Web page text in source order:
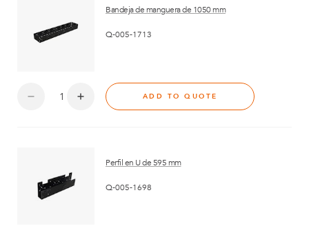
Bandeja de manguera de 1050 mm
Q-005-1713
ADD TO QUOTE
Perfil en U de 595 mm
Q-005-1698